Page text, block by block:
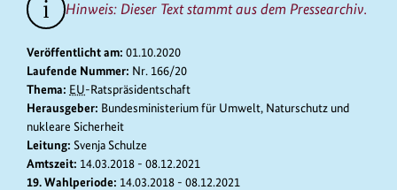
Hinweis: Dieser Text stammt aus dem Pressearchiv.
Veröffentlicht am: 01.10.2020
Laufende Nummer: Nr. 166/20
Thema: EU-Ratspräsidentschaft
Herausgeber: Bundesministerium für Umwelt, Naturschutz und
nukleare Sicherheit
Leitung: Svenja Schulze
Amtszeit: 14.03.2018 - 08.12.2021
19. Wahlperiode: 14.03.2018 - 08.12.2021